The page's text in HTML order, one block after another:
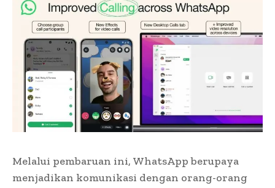
Melalui pembaruan ini, WhatsApp berupaya
menjadikan komunikasi dengan orang-orang